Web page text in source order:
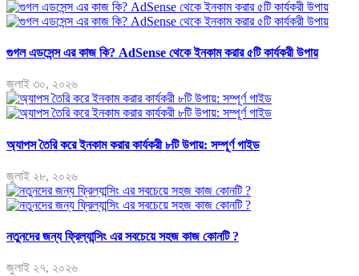
গুগল এডসেন্স এর কাজ কি? AdSense থেকে ইনকাম করার ৫টি কার্যকরী উপায়
জুলাই ৩০, ২০২৬
অ্যাপস তৈরি করে ইনকাম করার কার্যকরী ৮টি উপায়: সম্পূর্ণ গাইড
জুলাই ২৮, ২০২৬
নতুনদের জন্য ফ্রিল্যান্সিং এর সবচেয়ে সহজ কাজ কোনটি ?
জুলাই ২৭, ২০২৬